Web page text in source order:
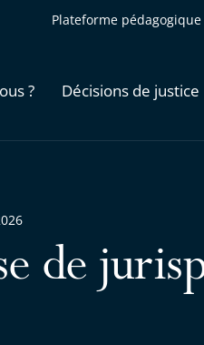
Plateforme pédagogique
? Décisions de justice
de